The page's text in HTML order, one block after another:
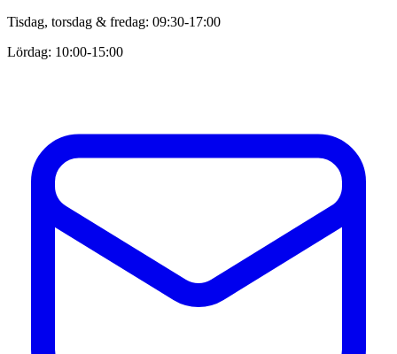
Tisdag, torsdag & fredag: 09:30-17:00
Lördag: 10:00-15:00